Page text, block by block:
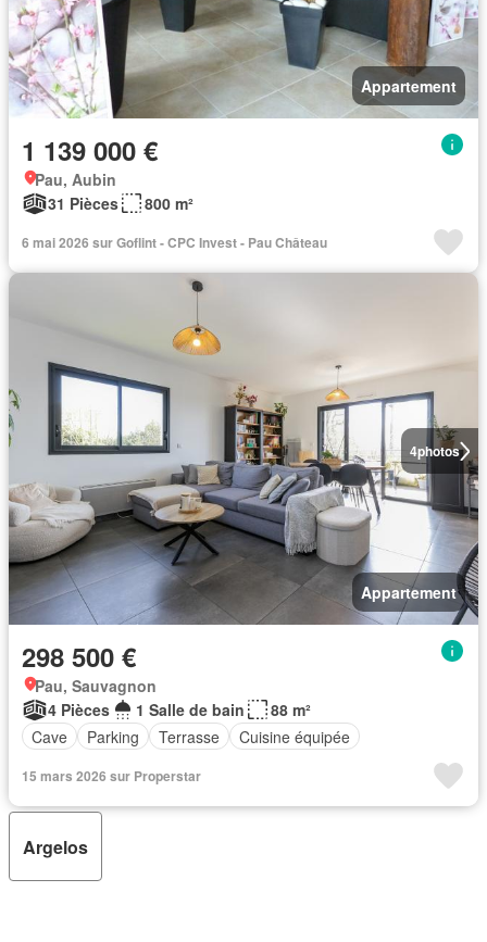
Appartement
1 139 000 €
Pau, Aubin
31 Pièces
800 m²
6 mai 2026 sur Goflint - CPC Invest - Pau Château
4photos
Appartement
298 500 €
Pau, Sauvagnon
4 Pièces
1 Salle de bain
88 m²
Cave
Parking Terrasse Cuisine équipée
15 mars 2026 sur Properstar
Argelos